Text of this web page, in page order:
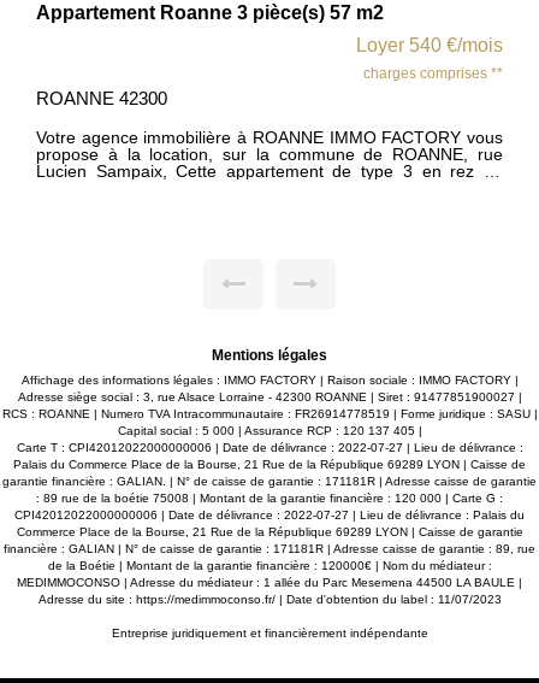
3 pièce(s) 57 m2
à ROANNE IMMO FACTORY vous
sur la commune de ROANNE, rue
Appartement à
Votre agence
la location, sur SAINT
Mentions légales
Affichage des informations légales : IMMO FACTORY | Raison sociale : IMMO FACTORY |
Adresse siège social : 3, rue Alsace Lorraine - 42300 ROANNE | Siret : 91477851900027 |
RCS : ROANNE | Numero TVA Intracommunautaire : FR26914778519 | Forme juridique : SASU |
Capital social : 5 000 | Assurance RCP : 120 137 405 |
Carte T : CPI42012022000000006 | Date de délivrance : 2022-07-27 | Lieu de délivrance :
Palais du Commerce Place de la Bourse, 21 Rue de la République 69289 LYON | Caisse de
garantie financière : GALIAN. | N° de caisse de garantie : 171181R | Adresse caisse de garantie
: 89 rue de la boétie 75008 | Montant de la garantie financière : 120 000 | Carte G :
CPI42012022000000006 | Date de délivrance : 2022-07-27 | Lieu de délivrance : Palais du
Commerce Place de la Bourse, 21 Rue de la République 69289 LYON | Caisse de garantie
financière : GALIAN | N° de caisse de garantie : 171181R | Adresse caisse de garantie : 89, rue
de la Boétie | Montant de la garantie financière : 120000€ | Nom du médiateur :
MEDIMMOCONSO | Adresse du médiateur : 1 allée du Parc Mesemena 44500 LA BAULE |
Adresse du site : https://medimmoconso.fr/| Date d'obtention du label : 11/07/2023
Entreprise juridiquement et financièrement indépendante